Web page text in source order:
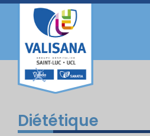
Diététique